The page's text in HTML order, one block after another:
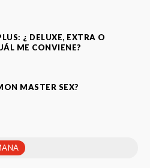
¿ DELUXE, EXTRA O
ME CONVIENE?
MASTER SEX?